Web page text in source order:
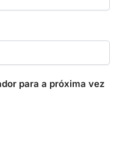
para a próxima vez